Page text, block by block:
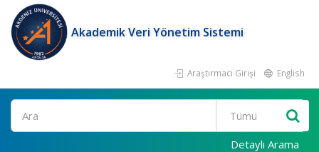
Akademik Veri Yönetim Sistemi
Araştırmacı Girişi English
Ara
Detaylı Arama